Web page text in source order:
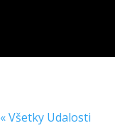
« Všetky Udalosti